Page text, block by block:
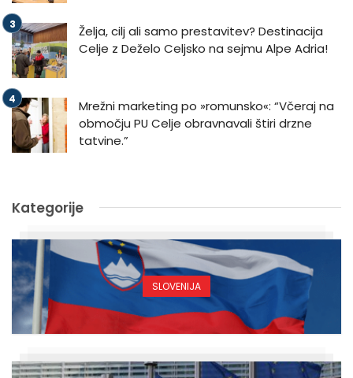
Želja, cilj ali samo prestavitev? Destinacija
Celje z Deželo Celjsko na sejmu Alpe Adria!
Mrežni marketing po »romunsko«: “Včeraj na
območju PU Celje obravnavali štiri drzne
tatvine.”
Kategorije
SLOVENIJA